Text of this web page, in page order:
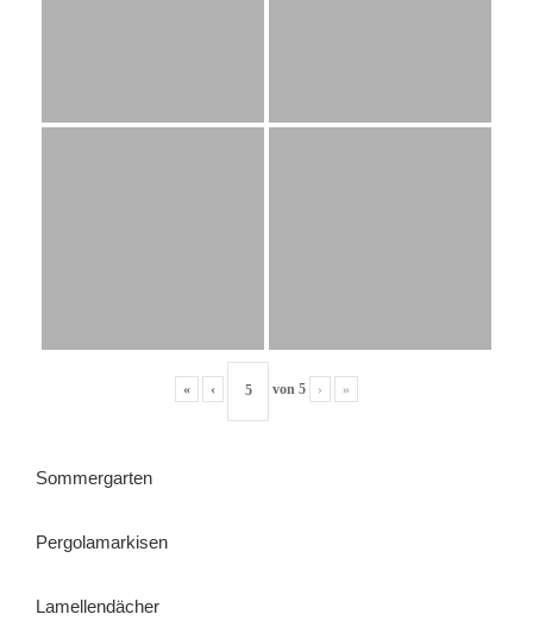
« ‹ von 5 › »
Sommergarten
Pergolamarkisen
Lamellendächer